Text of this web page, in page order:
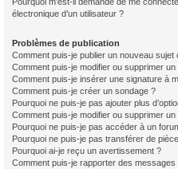
électronique d’un utilisateur ?
Problèmes de publication
Comment puis-je publier un nouveau sujet
Comment puis-je modifier ou supprimer
Comment puis-je insérer une signature à
Comment puis-je créer un sondage ?
Pourquoi ne puis-je pas ajouter plus
Comment puis-je modifier ou supprimer un
Pourquoi ne puis-je pas accéder à un
Pourquoi ne puis-je pas transférer de
Pourquoi ai-je reçu un avertissement ?
Comment puis-je rapporter des